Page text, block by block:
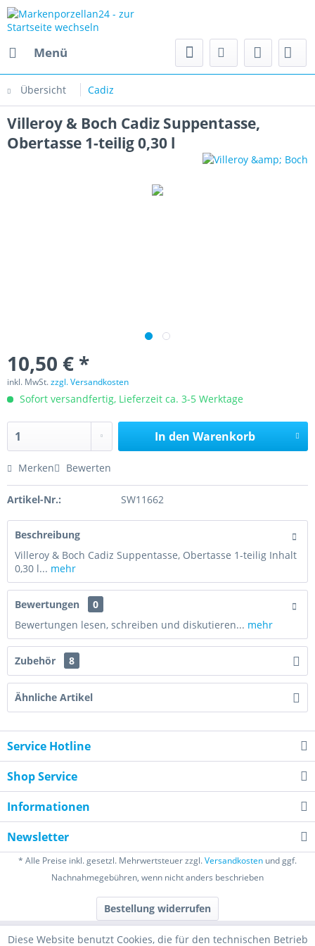
Menü
Übersicht Cadiz
Villeroy & Boch Cadiz Suppentasse,
Obertasse 1-teilig 0,30 l
10,50 € *
inkl. MwSt.zzgl. Versandkosten
Sofort versandfertig, Lieferzeit ca. 3-5 Werktage
In den Warenkorb
Merken Bewerten
Artikel-Nr.: SW11662
Beschreibung
Villeroy & Boch Cadiz Suppentasse, Obertasse 1-teilig Inhalt
0,30 l... mehr
Bewertungen
0
Bewertungen lesen, schreiben und diskutieren... mehr
Zubehör 8
Ähnliche Artikel
Service Hotline
Shop Service
Informationen
Newsletter
* Alle Preise inkl. gesetzl. Mehrwertsteuer zzgl.Versandkosten und ggf.
Nachnahmegebühren, wenn nicht anders beschrieben
Bestellung widerrufen
Diese Website benutzt Cookies, die für den technischen Betrieb